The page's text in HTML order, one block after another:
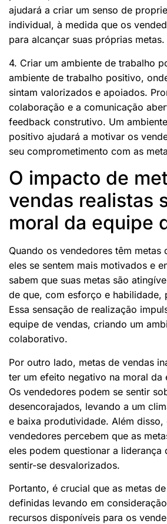
ajudará a criar um senso de
individual, à medida que os
para alcançar suas próprias metas.
4. Criar um ambiente de trabalho
ambiente de trabalho positivo,
sintam valorizados e apoiados.
colaboração e a comunicação
feedback construtivo. Um
positivo ajudará a motivar os
seu comprometimento com as
O impacto de
vendas realistas
moral da equipe
Quando os vendedores têm metas
eles se sentem mais motivados e
sabem que suas metas são
de que, com esforço e habilidade,
Essa sensação de realização
equipe de vendas, criando um
colaborativo.
Por outro lado, metas de vendas
ter um efeito negativo na moral da
Os vendedores podem se sentir
desencorajados, levando a um
e baixa produtividade. Além disso,
vendedores percebem que as
eles podem questionar a liderança
sentir-se desvalorizados.
Portanto, é crucial que as metas
definidas levando em
recursos disponíveis para os